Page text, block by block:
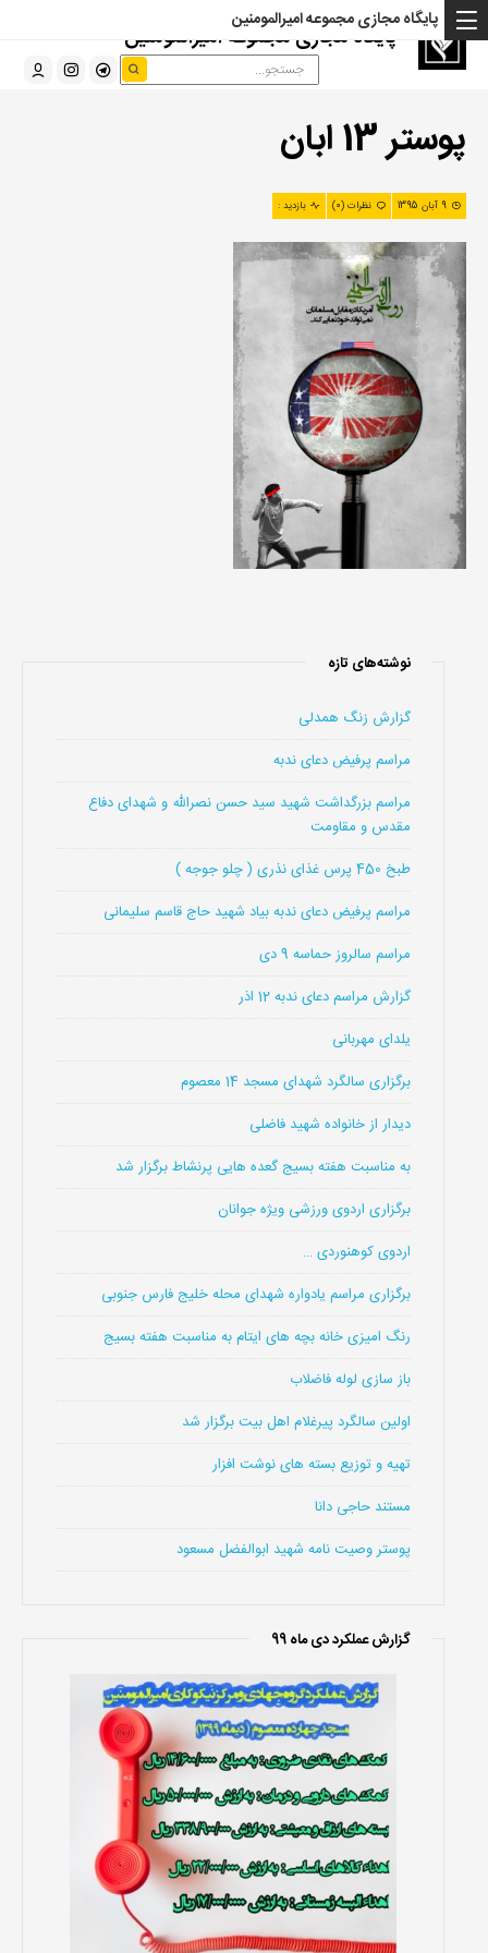
پایگاه مجازی مجموعه امیرالمومنین
پایگاه مجازی مجموعه امیرالمومنین
پوستر 13 ابان
9 آبان 1395 نظرات (0) بازدید :
نوشته‌های تازه
گزارش زنگ همدلی
مراسم پرفیض دعای ندبه
مراسم بزرگداشت شهید سید حسن نصرالله و شهدای دفاع
مقدس و مقاومت
طبخ 450 پرس غذای نذری ( چلو جوجه )
مراسم پرفیض دعای ندبه بیاد شهید حاج قاسم سلیمانی
مراسم سالروز حماسه 9 دی
گزارش مراسم دعای ندبه 12 اذر
یلدای مهربانی
برگزاری سالگرد شهدای مسجد 14 معصوم
دیدار از خانواده شهید فاضلی
به مناسبت هفته بسیج گعده هایی پرنشاط برگزار شد
برگزاری اردوی ورزشی ویژه جوانان
اردوی کوهنوردی …
برگزاری مراسم یادواره شهدای محله خلیج فارس جنوبی
رنگ امیزی خانه بچه های ایتام به مناسبت هفته بسیج
باز سازی لوله فاضلاب
اولین سالگرد پیرغلام اهل بیت برگزار شد
تهیه و توزیع بسته های نوشت افزار
مستند حاجی دانا
پوستر وصیت نامه شهید ابوالفضل مسعود
گزارش عملکرد دی ماه 99